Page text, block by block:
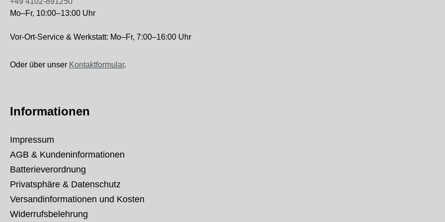
Mo–Fr, 10:00–13:00 Uhr
Vor-Ort-Service & Werkstatt: Mo–Fr, 7:00–16:00 Uhr
Oder über unser Kontaktformular.
Informationen
Impressum
AGB & Kundeninformationen
Batterieverordnung
Privatsphäre & Datenschutz
Versandinformationen und Kosten
Widerrufsbelehrung